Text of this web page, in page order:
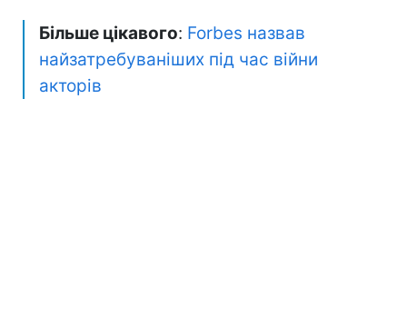
Більше цікавого: Forbes назвав
найзатребуваніших під час війни
акторів